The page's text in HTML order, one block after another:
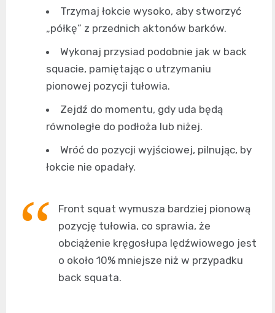
Trzymaj łokcie wysoko, aby stworzyć
„półkę” z przednich aktonów barków.
Wykonaj przysiad podobnie jak w back
squacie, pamiętając o utrzymaniu
pionowej pozycji tułowia.
Zejdź do momentu, gdy uda będą
równoległe do podłoża lub niżej.
Wróć do pozycji wyjściowej, pilnując, by
łokcie nie opadały.
Front squat wymusza bardziej pionową
pozycję tułowia, co sprawia, że
obciążenie kręgosłupa lędźwiowego jest
o około 10% mniejsze niż w przypadku
back squata.